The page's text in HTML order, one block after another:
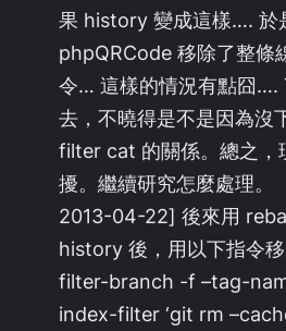
果 history 變成這樣….
phpQRCode 移除了整條
令… 這樣的情況有點囧….
去，不曉得是不是因為沒
filter cat 的關係。總之，
擾。繼續研究怎麼處理
2013-04-22] 後來用
history 後，用以下指令
filter-branch -f –tag-
index-filter ‘git rm